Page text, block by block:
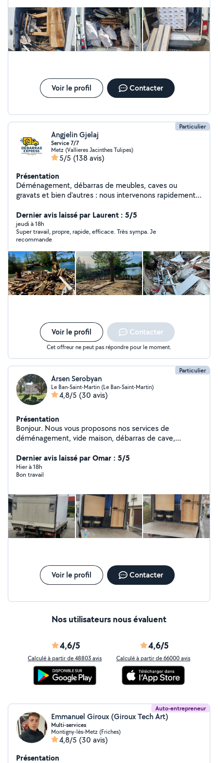
Voir le profil Contacter
Particulier
Angjelin Gjelaj
Service 7/7
Metz (Vallieres Jacinthes Tulipes)
5/5 (138 avis)
Présentation
Déménagement, débarras de meubles, caves ou
gravats et bien d'autres : nous intervenons rapidement,
Dernier avis laissé par Laurent : 5/5
jeudi à 18h
Super travail, propre, rapide, efficace. Très sympa. Je
recommande
Voir le profil Contacter
Cet offreur ne peut pas répondre pour le moment.
Particulier
Arsen Serobyan
Le Ban-Saint-Martin (Le Ban-Saint-Martin)
4,8/5 (30 avis)
Présentation
Bonjour. Nous vous proposons nos services de
déménagement, vide maison, débarras de cave,
Services haute qualité Prix. Sans surprise caché Pour
plus d'informations pouvez-vous m'appeler Zéro7# 50#
Dernier avis laissé par Omar : 5/5
Hier à 18h
Bon travail
Voir le profil Contacter
Nos utilisateurs nous évaluent
4,6/5
Calculé à partir de 48803 avis
4,6/5
Calculé à partir de 66000 avis
Auto-entrepreneur
Emmanuel Giroux (Giroux Tech Art)
Multi-services
Montigny-lès-Metz (Friches)
4,8/5 (30 avis)
Présentation